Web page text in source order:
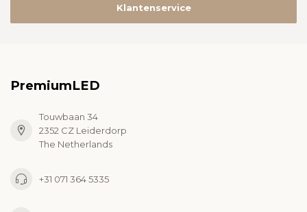
Klantenservice
PremiumLED
Touwbaan 34
2352 CZ Leiderdorp
The Netherlands
+31 071 364 5335